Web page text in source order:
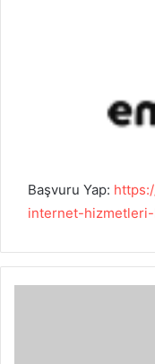
Başvuru Yap:
internet-